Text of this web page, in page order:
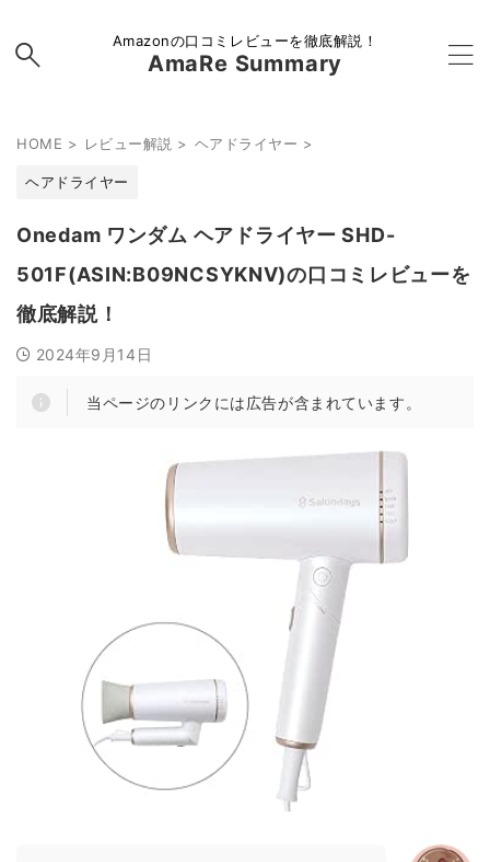
Amazonの口コミレビューを徹底解説！
AmaRe Summary
HOME > レビュー解説 > ヘアドライヤー >
ヘアドライヤー
Onedam ワンダム ヘアドライヤー SHD-
501F(ASIN:B09NCSYKNV)の口コミレビューを
徹底解説！
2024年9月14日
当ページのリンクには広告が含まれています。